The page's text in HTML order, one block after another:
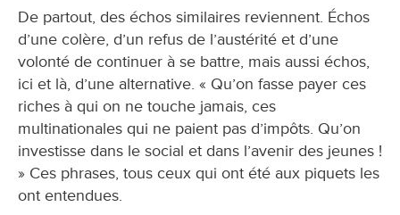
De partout, des échos similaires reviennent. Échos
d’une colère, d’un refus de l’austérité et d’une
volonté de continuer à se battre, mais aussi échos,
ici et là, d’une alternative. « Qu’on fasse payer ces
riches à qui on ne touche jamais, ces
multinationales qui ne paient pas d’impôts. Qu’on
investisse dans le social et dans l’avenir des jeunes !
» Ces phrases, tous ceux qui ont été aux piquets les
ont entendues.